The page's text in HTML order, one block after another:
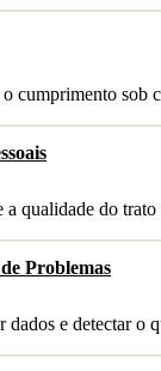
cumprimento sob
qualidade do trato
Problemas
e detectar o